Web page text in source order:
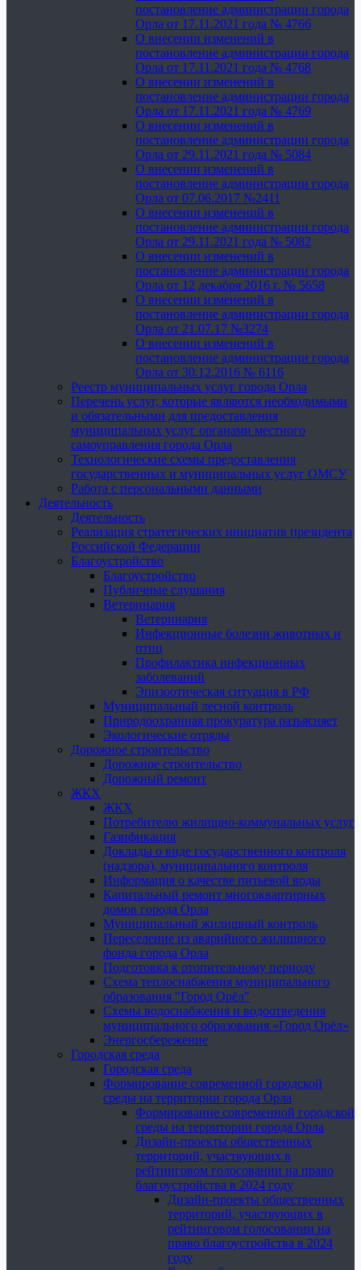
постановление администрации города
Орла от 17.11.2021 года № 4766
О внесении изменений в
постановление администрации города
Орла от 17.11.2021 года № 4768
О внесении изменений в
постановление администрации города
Орла от 17.11.2021 года № 4769
О внесении изменений в
постановление администрации города
Орла от 29.11.2021 года № 5084
О внесении изменений в
постановление администрации города
Орла от 07.06.2017 №2411
О внесении изменений в
постановление администрации города
Орла от 29.11.2021 года № 5082
О внесении изменений в
постановление администрации города
Орла от 12 декабря 2016 г. № 5658
О внесении изменений в
постановление администрации города
Орла от 21.07.17 №3274
О внесении изменений в
постановление администрации города
Орла от 30.12.2016 № 6116
Реестр муниципальных услуг города Орла
Перечень услуг, которые являются необходимыми
и обязательными для предоставления
муниципальных услуг органами местного
самоуправления города Орла
Технологические схемы предоставления
государственных и муниципальных услуг ОМСУ
Работа с персональными данными
Деятельность
Деятельность
Реализация стратегических инициатив президента
Российской Федерации
Благоустройство
Благоустройство
Публичные слушания
Ветеринария
Ветеринария
Инфекционные болезни животных и
птиц
Профилактика инфекционных
заболеваний
Эпизоотическая ситуация в РФ
Муниципальный лесной контроль
Природоохранная прокуратура разъясняет
Экологические отряды
Дорожное строительство
Дорожное строительство
Дорожный ремонт
ЖКХ
ЖКХ
Потребителю жилищно-коммунальных услуг
Газификация
Доклады о виде государственного контроля
(надзора), муниципального контроля
Информация о качестве питьевой воды
Капитальный ремонт многоквартирных
домов города Орла
Муниципальный жилищный контроль
Переселение из аварийного жилищного
фонда города Орла
Подготовка к отопительному периоду
Схема теплоснабжения муниципального
образования "Город Орёл"
Схемы водоснабжения и водоотведения
муниципального образования «Город Орёл»
Энергосбережение
Городская среда
Городская среда
Формирование современной городской
среды на территории города Орла
Формирование современной городской
среды на территории города Орла
Дизайн-проекты общественных
территорий, участвующих в
рейтинговом голосовании на право
благоустройства в 2024 году
Дизайн-проекты общественных
территорий, участвующих в
рейтинговом голосовании на
право благоустройства в 2024
году